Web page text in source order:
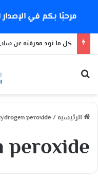
مرحبًا بكم في الإصدار
كل ما تود معرفته عن
الرئيسية /
peroxide
peroxide